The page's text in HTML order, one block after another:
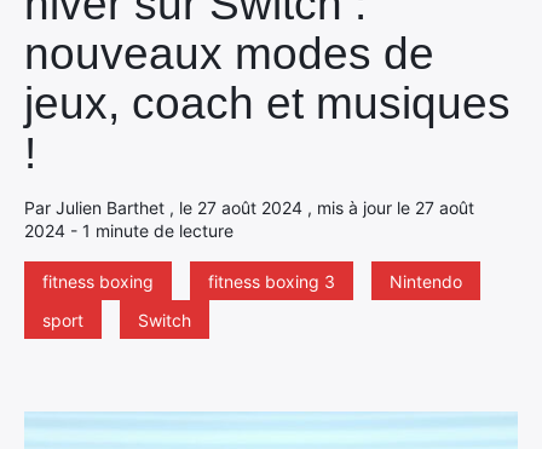
nouveaux modes de
jeux, coach et musiques
!
Par Julien Barthet , le 27 août 2024 , mis à jour le 27 août
2024 - 1 minute de lecture
fitness boxing fitness boxing 3
Nintendo
sport
Switch